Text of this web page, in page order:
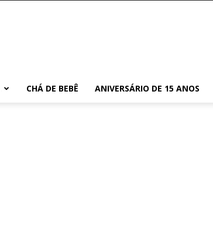
CHÁ DE BEBÊ ANIVERSÁRIO DE 15 ANOS